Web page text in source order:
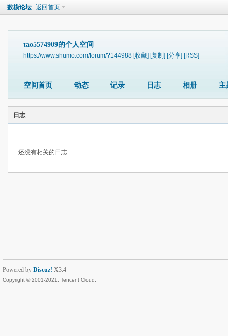
数模论坛 返回首页
tao5574909的个人空间
https://www.shumo.com/forum/?144988 [收藏] [复制] [分享] [RSS]
空间首页 动态 记录 日志 相册 主
日志
还没有相关的日志
Powered by Discuz! X3.4
Copyright © 2001-2021, Tencent Cloud.